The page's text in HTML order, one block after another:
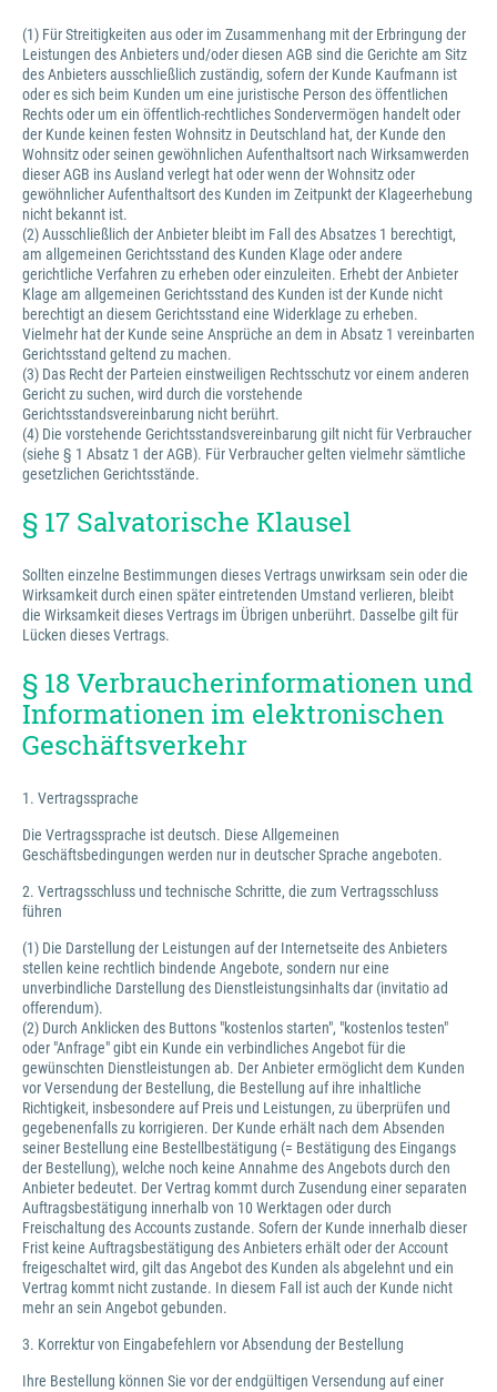
(1) Für Streitigkeiten aus oder im Zusammenhang mit der Erbringung der
Leistungen des Anbieters und/oder diesen AGB sind die Gerichte am Sitz
des Anbieters ausschließlich zuständig, sofern der Kunde Kaufmann ist
oder es sich beim Kunden um eine juristische Person des öffentlichen
Rechts oder um ein öffentlich-rechtliches Sondervermögen handelt oder
der Kunde keinen festen Wohnsitz in Deutschland hat, der Kunde den
Wohnsitz oder seinen gewöhnlichen Aufenthaltsort nach Wirksamwerden
dieser AGB ins Ausland verlegt hat oder wenn der Wohnsitz oder
gewöhnlicher Aufenthaltsort des Kunden im Zeitpunkt der Klageerhebung
nicht bekannt ist.
(2) Ausschließlich der Anbieter bleibt im Fall des Absatzes 1 berechtigt,
am allgemeinen Gerichtsstand des Kunden Klage oder andere
gerichtliche Verfahren zu erheben oder einzuleiten. Erhebt der Anbieter
Klage am allgemeinen Gerichtsstand des Kunden ist der Kunde nicht
berechtigt an diesem Gerichtsstand eine Widerklage zu erheben.
Vielmehr hat der Kunde seine Ansprüche an dem in Absatz 1 vereinbarten
Gerichtsstand geltend zu machen.
(3) Das Recht der Parteien einstweiligen Rechtsschutz vor einem anderen
Gericht zu suchen, wird durch die vorstehende
Gerichtsstandsvereinbarung nicht berührt.
(4) Die vorstehende Gerichtsstandsvereinbarung gilt nicht für Verbraucher
(siehe § 1 Absatz 1 der AGB). Für Verbraucher gelten vielmehr sämtliche
gesetzlichen Gerichtsstände.
§ 17 Salvatorische Klausel
Sollten einzelne Bestimmungen dieses Vertrags unwirksam sein oder die
Wirksamkeit durch einen später eintretenden Umstand verlieren, bleibt
die Wirksamkeit dieses Vertrags im Übrigen unberührt. Dasselbe gilt für
Lücken dieses Vertrags.
§ 18 Verbraucherinformationen und
Informationen im elektronischen
Geschäftsverkehr
1. Vertragssprache
Die Vertragssprache ist deutsch. Diese Allgemeinen
Geschäftsbedingungen werden nur in deutscher Sprache angeboten.
2. Vertragsschluss und technische Schritte, die zum Vertragsschluss
führen
(1) Die Darstellung der Leistungen auf der Internetseite des Anbieters
stellen keine rechtlich bindende Angebote, sondern nur eine
unverbindliche Darstellung des Dienstleistungsinhalts dar (invitatio ad
offerendum).
(2) Durch Anklicken des Buttons "kostenlos starten", "kostenlos testen"
oder "Anfrage" gibt ein Kunde ein verbindliches Angebot für die
gewünschten Dienstleistungen ab. Der Anbieter ermöglicht dem Kunden
vor Versendung der Bestellung, die Bestellung auf ihre inhaltliche
Richtigkeit, insbesondere auf Preis und Leistungen, zu überprüfen und
gegebenenfalls zu korrigieren. Der Kunde erhält nach dem Absenden
seiner Bestellung eine Bestellbestätigung (= Bestätigung des Eingangs
der Bestellung), welche noch keine Annahme des Angebots durch den
Anbieter bedeutet. Der Vertrag kommt durch Zusendung einer separaten
Auftragsbestätigung innerhalb von 10 Werktagen oder durch
Freischaltung des Accounts zustande. Sofern der Kunde innerhalb dieser
Frist keine Auftragsbestätigung des Anbieters erhält oder der Account
freigeschaltet wird, gilt das Angebot des Kunden als abgelehnt und ein
Vertrag kommt nicht zustande. In diesem Fall ist auch der Kunde nicht
mehr an sein Angebot gebunden.
3. Korrektur von Eingabefehlern vor Absendung der Bestellung
Ihre Bestellung können Sie vor der endgültigen Versendung auf einer